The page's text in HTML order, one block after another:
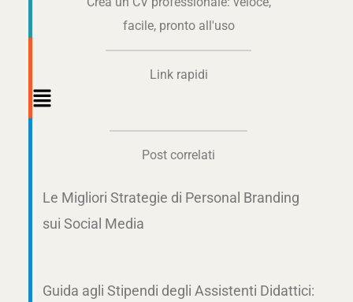
facile, pronto all'uso
Link rapidi
Main
Post correlati
Le Migliori Strategie di Personal Branding
sui Social Media
Guida agli Stipendi degli Assistenti Didattici: